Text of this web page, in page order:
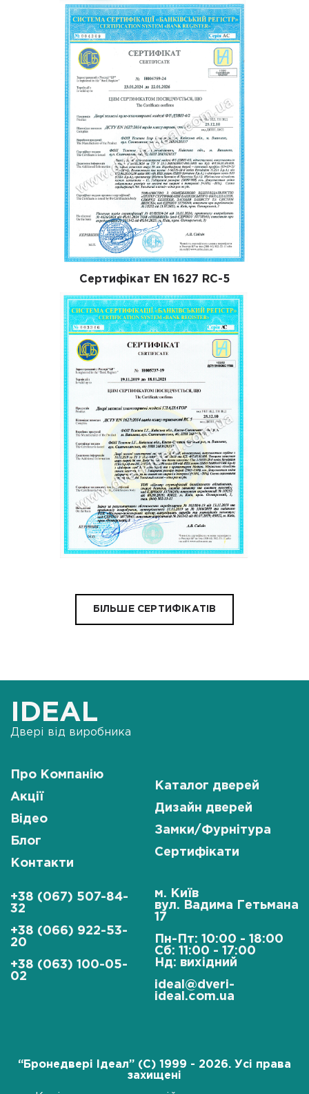
Сертифікат EN 1627 RC-5
БІЛЬШЕ СЕРТИФІКАТІВ
IDEAL
Двері від виробника
Про Компанію
Акції
Відео
Блог
Контакти
Каталог дверей
Дизайн дверей
Замки/Фурнітура
Сертифікати
+38 (067) 507-84-
32
+38 (066) 922-53-
20
+38 (063) 100-05-
02
м. Київ
вул. Вадима Гетьмана
17
Пн-Пт: 10:00 - 18:00
Сб: 11:00 - 17:00
Нд: вихідний
ideal@dveri-
ideal.com.ua
“Бронедвері Ідеал” (C) 1999 - 2026. Усі права
захищені